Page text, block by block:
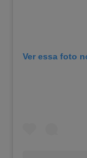
Ver essa foto